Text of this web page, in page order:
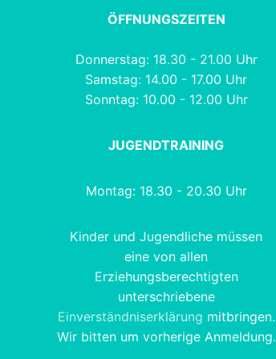
ÖFFNUNGSZEITEN
Donnerstag: 18.30 - 21.00 Uhr
Samstag: 14.00 - 17.00 Uhr
Sonntag: 10.00 - 12.00 Uhr
JUGENDTRAINING
Montag: 18.30 - 20.30 Uhr
Kinder und Jugendliche müssen
eine von allen
Erziehungsberechtigten
unterschriebene
Einverständniserklärung mitbringen.
Wir bitten um vorherige Anmeldung.